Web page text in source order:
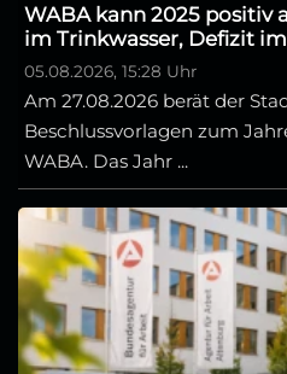
WABA kann 2025 positiv
im Trinkwasser, Defizit
05.08.2026, 15:28 Uhr
Am 27.08.2026 berät der
Beschlussvorlagen zum
WABA. Das Jahr ...